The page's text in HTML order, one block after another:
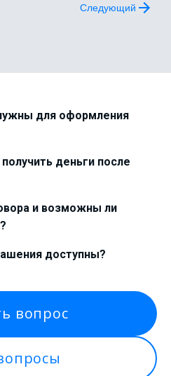
Следующий
для оформления
деньги после
и возможны ли
доступны?
вопрос